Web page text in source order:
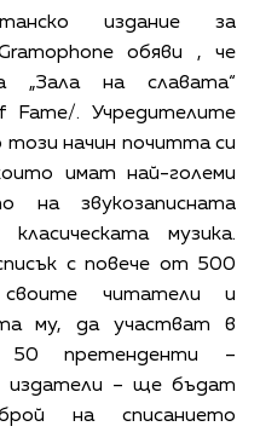
издание за
обяви , че
„Зала на славата“
Fame/. Учредителите
този начин почитта си
имат най-големи
на звукозаписната
музика.
с повече от 500
читатели и
му, да участват в
50 претенденти –
издатели – ще бъдат
на списанието